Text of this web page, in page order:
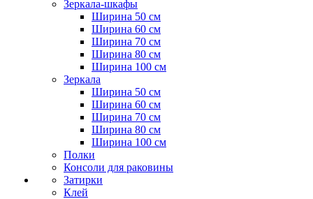
Зеркала-шкафы
Ширина 50 см
Ширина 60 см
Ширина 70 см
Ширина 80 см
Ширина 100 см
Зеркала
Ширина 50 см
Ширина 60 см
Ширина 70 см
Ширина 80 см
Ширина 100 см
Полки
Консоли для раковины
Затирки
Клей